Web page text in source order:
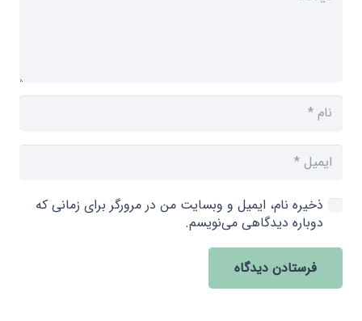
ذخیره نام، ایمیل و وبسایت من در مرورگر برای زمانی که
دوباره دیدگاهی می‌نویسم.
فرستادن دیدگاه